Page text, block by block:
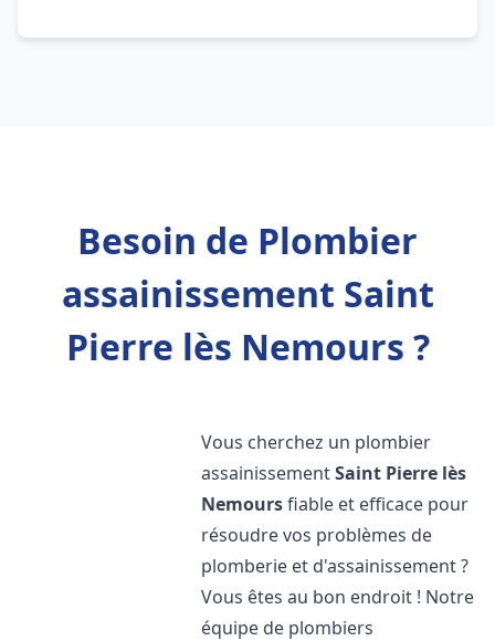
Besoin de Plombier
assainissement Saint
Pierre lès Nemours ?
Vous cherchez un plombier
assainissementSaint Pierre lès
Nemoursfiable et efficace pour
résoudre vos problèmes de
plomberie et d'assainissement ?
Vous êtes au bon endroit ! Notre
équipe de plombiers